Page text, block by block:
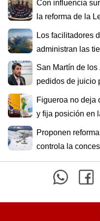
Con influencia
la reforma de la
Los facilitadores
administran las
San Martín de
pedidos de juicio
Figueroa no deja
y fija posición en
Proponen
controla la